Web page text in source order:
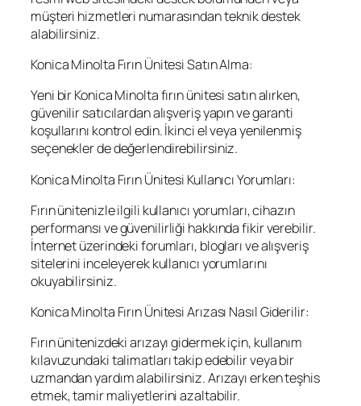
müşteri hizmetleri numarasından teknik destek
alabilirsiniz.
Konica Minolta Fırın Ünitesi Satın Alma:
Yeni bir Konica Minolta fırın ünitesi satın alırken,
güvenilir satıcılardan alışveriş yapın ve garanti
koşullarını kontrol edin. İkinci el veya yenilenmiş
seçenekler de değerlendirebilirsiniz.
Konica Minolta Fırın Ünitesi Kullanıcı Yorumları:
Fırın ünitenizle ilgili kullanıcı yorumları, cihazın
performansı ve güvenilirliği hakkında fikir verebilir.
İnternet üzerindeki forumları, blogları ve alışveriş
sitelerini inceleyerek kullanıcı yorumlarını
okuyabilirsiniz.
Konica Minolta Fırın Ünitesi Arızası Nasıl Giderilir:
Fırın ünitenizdeki arızayı gidermek için, kullanım
kılavuzundaki talimatları takip edebilir veya bir
uzmandan yardım alabilirsiniz. Arızayı erken teşhis
etmek, tamir maliyetlerini azaltabilir.